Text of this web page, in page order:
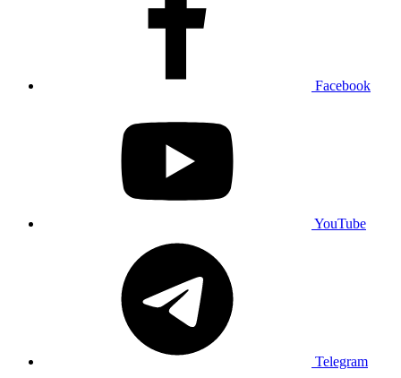
Facebook
YouTube
Telegram